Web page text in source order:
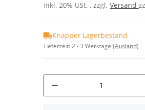
inkl. 20% USt. , zzgl. Versand
Knapper Lagerbestand
Lieferzeit:2 - 3 Werktage (Ausland)